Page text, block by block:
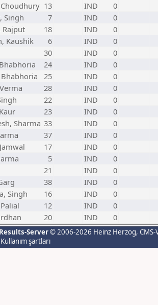
13 IND
0
Singh 7 IND
0
Rajput 18 IND
0
Kaushik 6 IND
0
30 IND
0
24 IND
0
25 IND
0
28 IND
0
22 IND
0
23 IND
0
Sharma 33 IND
0
37 IND
0
17 IND
0
5 IND
0
21 IND
0
38 IND
0
Singh 16 IND
0
12 IND
0
20 IND 0
Server© 2006-2026 Heinz Herzog,
şartları